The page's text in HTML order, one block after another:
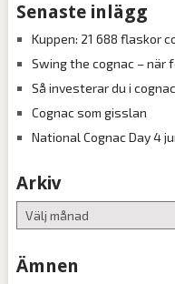
Senaste inlägg
Kuppen: 21 688 flaskor
Swing the cognac – när
Så investerar du i cognac
Cognac som gisslan
National Cognac Day 4
Arkiv
Arkiv
Ämnen